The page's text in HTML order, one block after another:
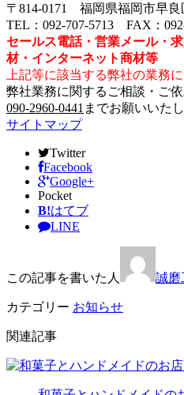
〒814-0171 福岡県福岡市早良
TEL：092-707-5713 FAX：
セールス電話・営業メール・
材・インターネット商材等
上記等に該当する弊社の業務
弊社業務に関するご相談・ご
090-2960-0441 までお願いいたし
サイトマップ
Twitter
Facebook
Google+
Pocket
B!はてブ
LINE
この記事を書いた人 誠磨
カテゴリー お知らせ
関連記事